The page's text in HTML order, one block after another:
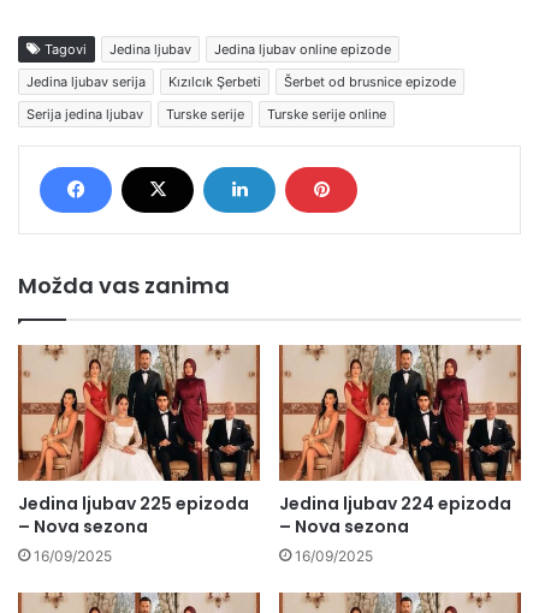
Tagovi Jedina ljubav
Jedina ljubav online epizode
Jedina ljubav serija
Kızılcık Şerbeti
Šerbet od brusnice epizode
Serija jedina ljubav
Turske serije Turske serije online
Možda vas zanima
Jedina ljubav 225 epizoda
– Nova sezona
16/09/2025
Jedina ljubav 224 epizoda
– Nova sezona
16/09/2025